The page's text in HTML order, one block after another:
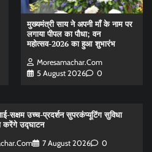
मुख्यमंत्री साय ने अपनी माँ के नाम पर
लगाया पीपल का पौधा; वन
महोत्सव-2026 का हुआ शुभारंभ
Moresamachar.com
5 August 2026
0
सक्षम उच्च-प्रदर्शन सुपरकंप्यूटिंग सुविधा
करेंगे उद्घाटन
7 August 2026 0